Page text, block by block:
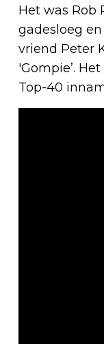
Het was Rob
gadesloeg
vriend Peter
'Gompie’.
Top-40